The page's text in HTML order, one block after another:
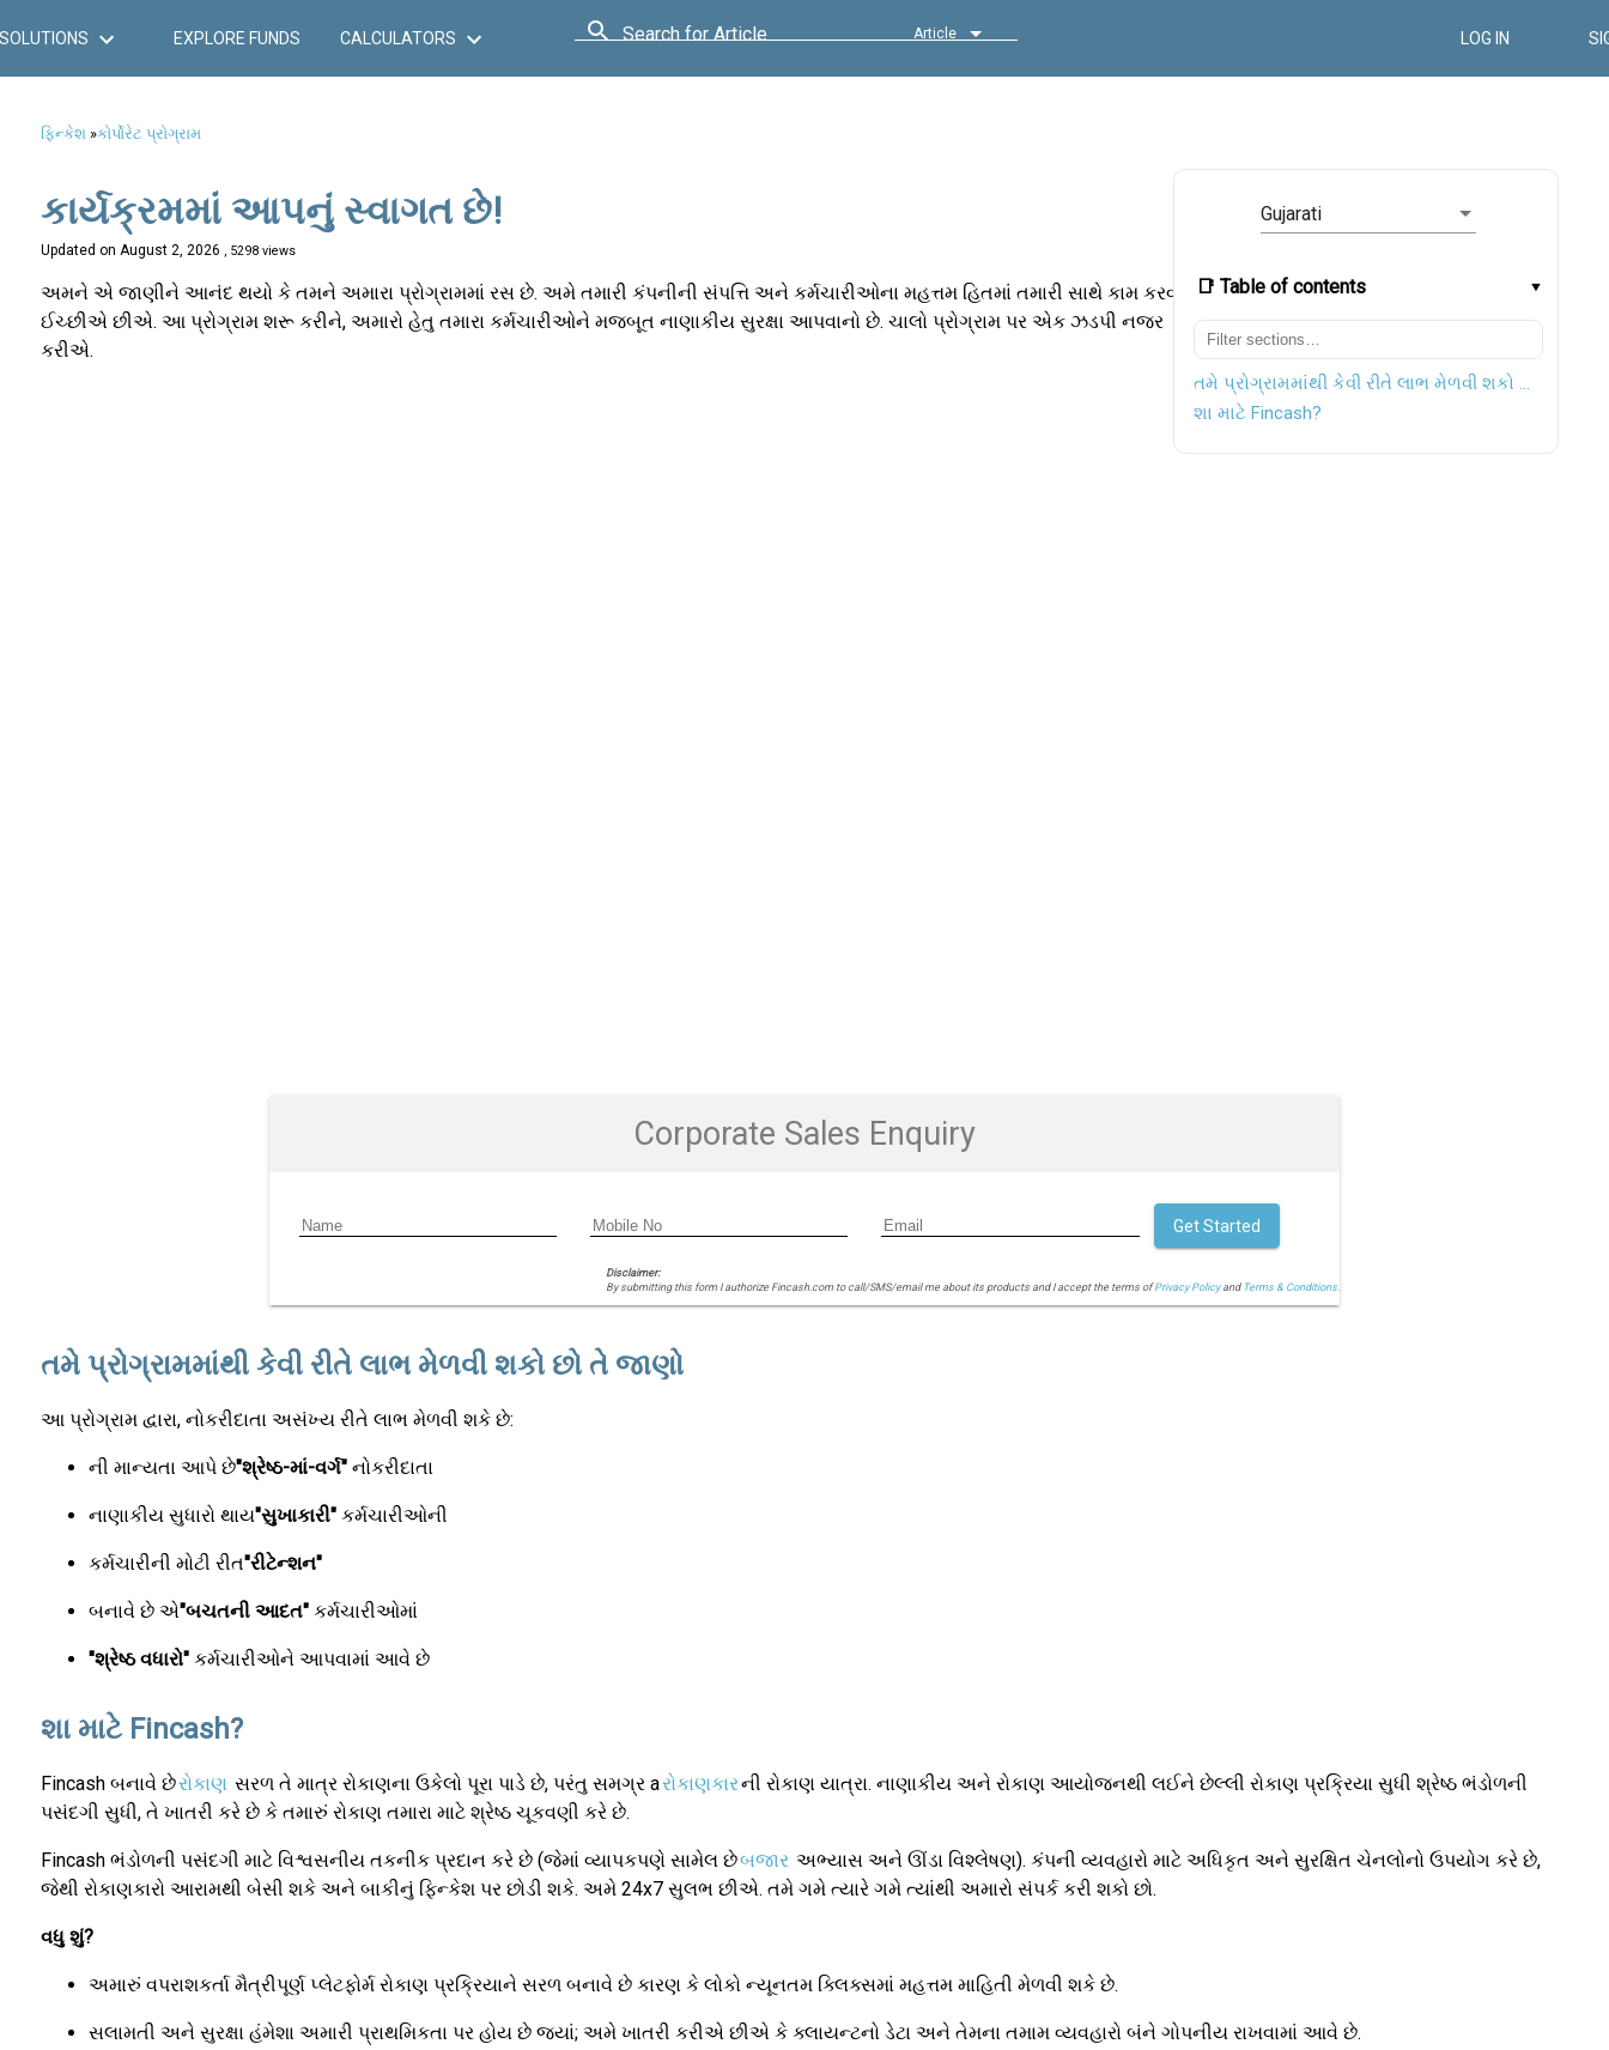
SOLUTIONS EXPLORE FUNDS CALCULATORS Search for Article Article LOG IN
ફિન્કેશ»કોર્પોરેટ પ્રોગ્રામ
Gujarati
📑 Table of contents
તમે પ્રોગ્રામમાંથી કેવી રીતે લાભ મેળવી શકો છો તે જાણો
શા માટે Fincash?
કાર્યક્રમમાં આપનું સ્વાગત છે!
Updated on August 2, 2026 , 5298 views
અમને એ જાણીને આનંદ થયો કે તમને અમારા પ્રોગ્રામમાં રસ છે. અમે તમારી કંપનીની સંપત્તિ અને કર્મચારીઓના મહત્તમ હિતમાં તમારી સાથે કામ કરવા
ઈચ્છીએ છીએ. આ પ્રોગ્રામ શરૂ કરીને, અમારો હેતુ તમારા કર્મચારીઓને મજબૂત નાણાકીય સુરક્ષા આપવાનો છે. ચાલો પ્રોગ્રામ પર એક ઝડપી નજર
કરીએ.
Corporate Sales Enquiry
Disclaimer:
By submitting this form I authorize Fincash.com to call/SMS/email me about its products and I accept the terms ofPrivacy Policyand Terms & Conditions.
Get Started
તમે પ્રોગ્રામમાંથી કેવી રીતે લાભ મેળવી શકો છો તે જાણો
આ પ્રોગ્રામ દ્વારા, નોકરીદાતા અસંખ્ય રીતે લાભ મેળવી શકે છે:
ની માન્યતા આપે છે"શ્રેષ્ઠ-માં-વર્ગ"નોકરીદાતા
નાણાકીય સુધારો થાય"સુખાકારી"કર્મચારીઓની
કર્મચારીની મોટી રીત"રીટેન્શન"
બનાવે છે એ"બચતની આદત"કર્મચારીઓમાં
"શ્રેષ્ઠ વધારો"કર્મચારીઓને આપવામાં આવે છે
શા માટે Fincash?
Fincash બનાવે છેરોકાણ સરળ તે માત્ર રોકાણના ઉકેલો પૂરા પાડે છે, પરંતુ સમગ્ર aરોકાણકારની રોકાણ યાત્રા. નાણાકીય અને રોકાણ આયોજનથી લઈને છેલ્લી રોકાણ પ્રક્રિયા સુધી શ્રેષ્ઠ ભંડોળની
પસંદગી સુધી, તે ખાતરી કરે છે કે તમારું રોકાણ તમારા માટે શ્રેષ્ઠ ચૂકવણી કરે છે.
Fincash ભંડોળની પસંદગી માટે વિશ્વસનીય તકનીક પ્રદાન કરે છે (જેમાં વ્યાપકપણે સામેલ છેબજાર અભ્યાસ અને ઊંડા વિશ્લેષણ). કંપની વ્યવહારો માટે અધિકૃત અને સુરક્ષિત ચેનલોનો ઉપયોગ કરે છે,
જેથી રોકાણકારો આરામથી બેસી શકે અને બાકીનું ફિન્કેશ પર છોડી શકે. અમે 24x7 સુલભ છીએ. તમે ગમે ત્યારે ગમે ત્યાંથી અમારો સંપર્ક કરી શકો છો.
વધુ શું?
અમારું વપરાશકર્તા મૈત્રીપૂર્ણ પ્લેટફોર્મ રોકાણ પ્રક્રિયાને સરળ બનાવે છે કારણ કે લોકો ન્યૂનતમ ક્લિક્સમાં મહત્તમ માહિતી મેળવી શકે છે.
સલામતી અને સુરક્ષા હંમેશા અમારી પ્રાથમિકતા પર હોય છે જ્યાં; અમે ખાતરી કરીએ છીએ કે ક્લાયન્ટનો ડેટા અને તેમના તમામ વ્યવહારો બંને ગોપનીય રાખવામાં આવે છે.